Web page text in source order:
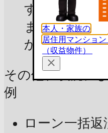
す。抵当権を
またはすで
かかりません
その他、状況に
例
ローン一括
本人・家族の
居住用マンション
（収益物件）